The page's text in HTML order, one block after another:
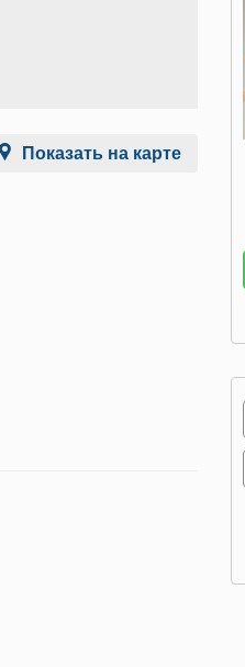
Показать на карте